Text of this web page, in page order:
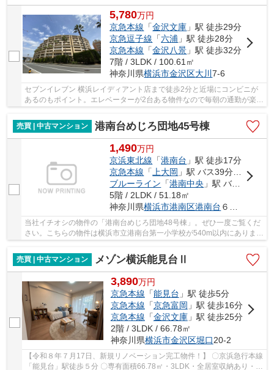
5,780万円
京急本線 「金沢文庫 」駅 徒歩29分
京急逗子線 「六浦 」駅 徒歩28分
京急本線 「金沢八景 」駅 徒歩32分
7階 / 3LDK / 100.61㎡
神奈川県横浜市金沢区大川7-6
セブンイレブン 横浜レイディアント店まで徒歩2分と近場にコンビニが
あるのもポイント。エレベーターが2台ある物件なので毎朝の通勤が楽に
売買 | 中古マンション
港南台めじろ団地45号棟
1,490万円
京浜東北線 「港南台 」駅 徒歩17分
京急本線 「 上大岡 」駅 バス39分 「榎戸（横浜市）」 停歩7分
ブルーライン 「港南中央 」駅 バス30分 「榎戸（横浜市）」 停歩7分
5階 / 2LDK / 51.18㎡
神奈川県横浜市港南区港南台 ６丁目1-25
当社イチオシの物件の「港南台めじろ団地48号棟」。ぜひ一度ご覧くだ
さい。こちらの物件は横浜市立港南台第一小学校が540m以内にありま
売買 | 中古マンション
メゾン横浜能見台Ⅱ
3,890万円
京急本線 「能見台 」駅 徒歩5分
京急本線 「京急富岡 」駅 徒歩16分
京急本線 「金沢文庫」駅 徒歩25分
2階 / 3LDK / 66.78㎡
神奈川県横浜市金沢区堀口20-2
【令和８年７月17日、新規リノベーション完工物件！】 〇京浜急行本線
「能見台」駅徒歩５分 〇専有面積66.78㎡・3LDK・全居室収納あり・２